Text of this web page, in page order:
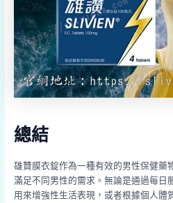
總結
雄贊膜衣錠作為一種有效的男性保健藥
滿足不同男性的需求。無論是通過每日
用來增強性生活表現，或者根據個人體